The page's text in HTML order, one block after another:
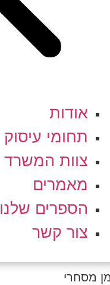
אודות
תחומי עיסוק
צוות המשרד
מאמרים
הספרים שלנו
צור קשר
מסחרי